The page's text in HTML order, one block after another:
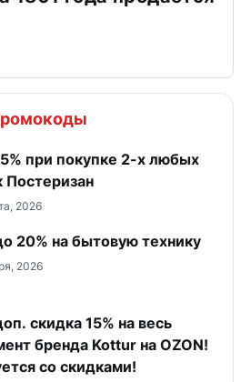
при покупке 2-х любых
Постеризан
2026
20% на бытовую технику
2026
скидка 15% на весь
бренда Kottur на OZON!
со скидками!